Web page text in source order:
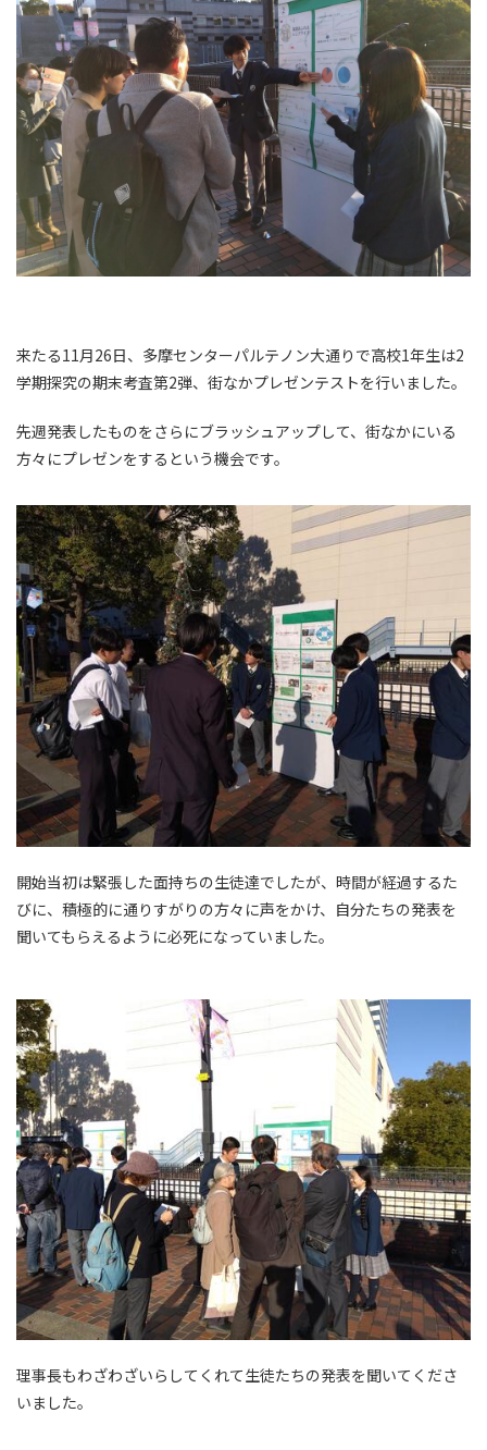
来たる11月26日、多摩センターパルテノン大通りで高校1年生は2
学期探究の期末考査第2弾、街なかプレゼンテストを行いました。
先週発表したものをさらにブラッシュアップして、街なかにいる
方々にプレゼンをするという機会です。
開始当初は緊張した面持ちの生徒達でしたが、時間が経過するた
びに、積極的に通りすがりの方々に声をかけ、自分たちの発表を
聞いてもらえるように必死になっていました。
理事長もわざわざいらしてくれて生徒たちの発表を聞いてくださ
いました。